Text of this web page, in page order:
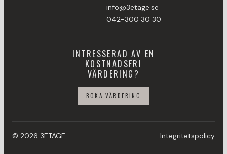
info@3etage.se
042-300 30 30
INTRESSERAD AV EN
KOSTNADSFRI
VÄRDERING?
BOKA VÄRDERING
© 2026 3ETAGE Integritetspolicy